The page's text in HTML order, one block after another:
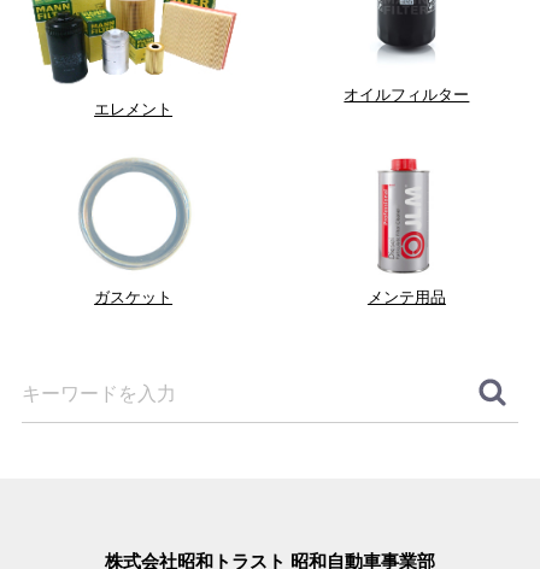
エレメント
オイルフィルター
ガスケット メンテ用品
株式会社昭和トラスト 昭和自動車事業部